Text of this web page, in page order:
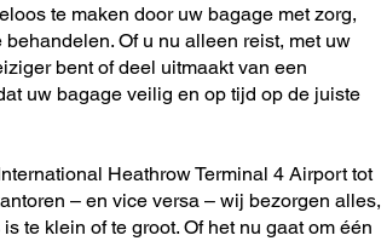
te maken door uw bagage met zorg,
Of u nu alleen reist, met uw
bent of deel uitmaakt van een
uw bagage veilig en op tijd op de juiste
Heathrow Terminal 4 Airport tot
– en vice versa – wij bezorgen alles,
te klein of te groot. Of het nu gaat om één